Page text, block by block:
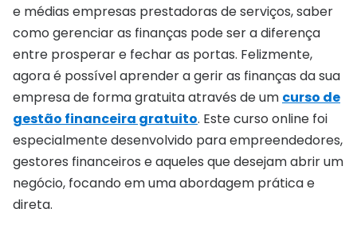
e médias empresas prestadoras de serviços, saber
como gerenciar as finanças pode ser a diferença
entre prosperar e fechar as portas. Felizmente,
agora é possível aprender a gerir as finanças da sua
empresa de forma gratuita através de um curso de
gestão financeira gratuito. Este curso online foi
especialmente desenvolvido para empreendedores,
gestores financeiros e aqueles que desejam abrir um
negócio, focando em uma abordagem prática e
direta.